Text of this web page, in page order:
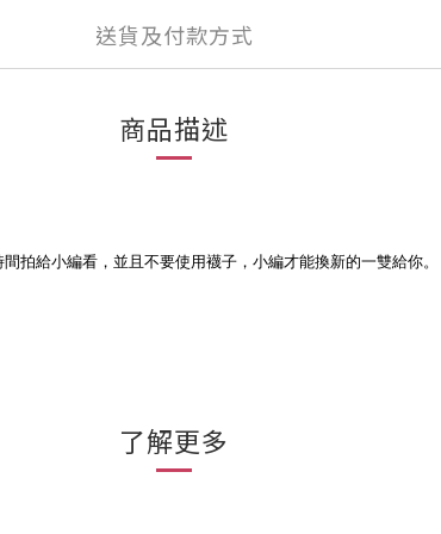
送貨及付款方式
商品描述
拍給小編看，並且不要使用襪子，小編才能換新的一雙給你。
了解更多